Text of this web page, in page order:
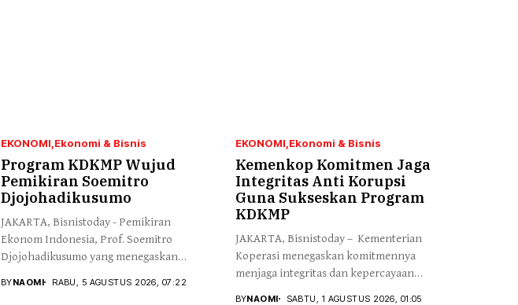
EKONOMI Ekonomi & Bisnis
Program KDKMP Wujud
Pemikiran Soemitro
Djojohadikusumo
JAKARTA, Bisnistoday - Pemikiran
Ekonom Indonesia, Prof. Soemitro
Djojohadikusumo yang menegaskan
BYNAOMI RABU, 5 AGUSTUS 2026, 07:22
EKONOMI Ekonomi & Bisnis
Kemenkop Komitmen Jaga
Integritas Anti Korupsi
Guna Sukseskan Program
KDKMP
JAKARTA, Bisnistoday – Kementerian
Koperasi menegaskan komitmennya
menjaga integritas dan kepercayaan
BYNAOMI SABTU, 1 AGUSTUS 2026, 01:05